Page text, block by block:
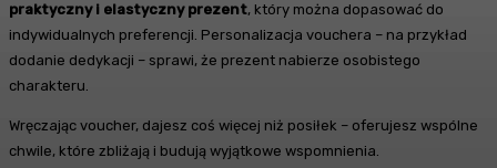
praktyczny i elastyczny prezent, który można dopasować do
indywidualnych preferencji. Personalizacja vouchera – na przykład
dodanie dedykacji – sprawi, że prezent nabierze osobistego
charakteru.
Wręczając voucher, dajesz coś więcej niż posiłek – oferujesz wspólne
chwile, które zbliżają i budują wyjątkowe wspomnienia.